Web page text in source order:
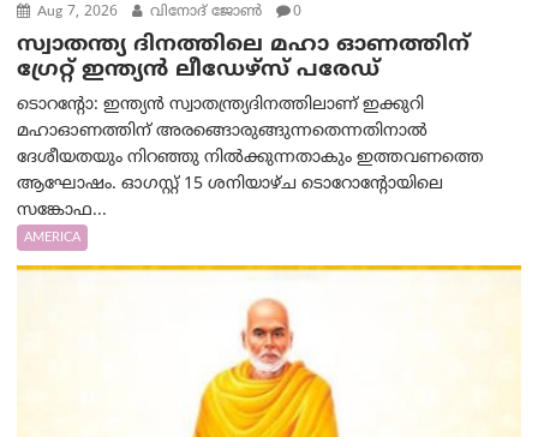
Aug 7, 2026 വിനോദ് ജോൺ 0
സ്വാതന്ത്യ ദിനത്തിലെ മഹാ ഓണത്തിന്
ഗ്രേറ്റ് ഇന്ത്യൻ ലീഡേഴ്സ് പരേഡ്
ടൊറന്റോ: ഇന്ത്യൻ സ്വാതന്ത്ര്യദിനത്തിലാണ് ഇക്കുറി
മഹാഓണത്തിന് അരങ്ങൊരുങ്ങുന്നതെന്നതിനാൽ
ദേശീയതയും നിറഞ്ഞു നിൽക്കുന്നതാകും ഇത്തവണത്തെ
ആഘോഷം. ഓഗസ്റ്റ് 15 ശനിയാഴ്ച ടൊറോന്റോയിലെ
സങ്കോഫ...
AMERICA